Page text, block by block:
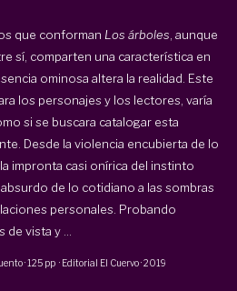
que conforman Los árboles , aunque
sí, comparten una característica en
ominosa altera la realidad. Este
los personajes y los lectores, varía
si se buscara catalogar esta
Desde la violencia encubierta de lo
impronta casi onírica del instinto
de lo cotidiano a las sombras
personales. Probando
vista y ...
·125 pp · Editorial El Cuervo·2019